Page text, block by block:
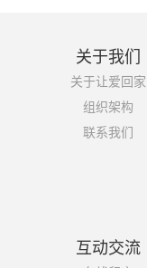
关于我们
关于让爱回家
组织架构
联系我们
互动交流